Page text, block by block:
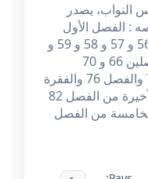
النواب، يصدر
: الفصل الأول
تلغى أحكام الفصول 54 و 55 و 56 و 57 و 58 و 59 و
60 و 61 والفقرة الأولى من الفصلين 66 و 70
والفقرة السادسة من الفصل 73 والفصل 76 والفقرة
الأولى من الفصل 78 والفقرة الأخيرة من الفصل 82
والخامسة من الفصل